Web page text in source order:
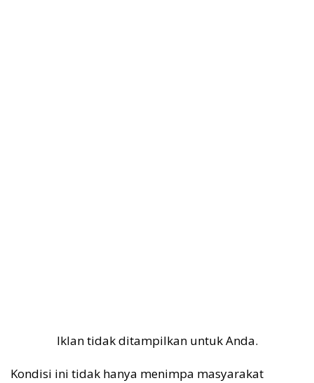
Iklan tidak ditampilkan untuk Anda.
Kondisi ini tidak hanya menimpa masyarakat